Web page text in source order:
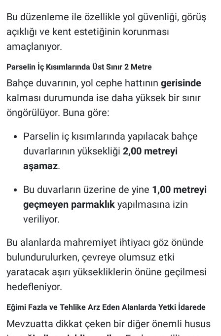
Bu düzenleme ile özellikle yol güvenliği, görüş
açıklığı ve kent estetiğinin korunması
amaçlanıyor.
Parselin İç Kısımlarında Üst Sınır 2 Metre
Bahçe duvarının, yol cephe hattının gerisinde
kalması durumunda ise daha yüksek bir sınır
öngörülüyor. Buna göre:
Parselin iç kısımlarında yapılacak bahçe
duvarlarının yüksekliği 2,00 metreyi
aşamaz.
Bu duvarların üzerine de yine 1,00 metreyi
geçmeyen parmaklıkyapılmasına izin
veriliyor.
Bu alanlarda mahremiyet ihtiyacı göz önünde
bulundurulurken, çevreye olumsuz etki
yaratacak aşırı yüksekliklerin önüne geçilmesi
hedefleniyor.
Eğimi Fazla ve Tehlike Arz Eden Alanlarda Yetki İdarede
Mevzuatta dikkat çeken bir diğer önemli husus